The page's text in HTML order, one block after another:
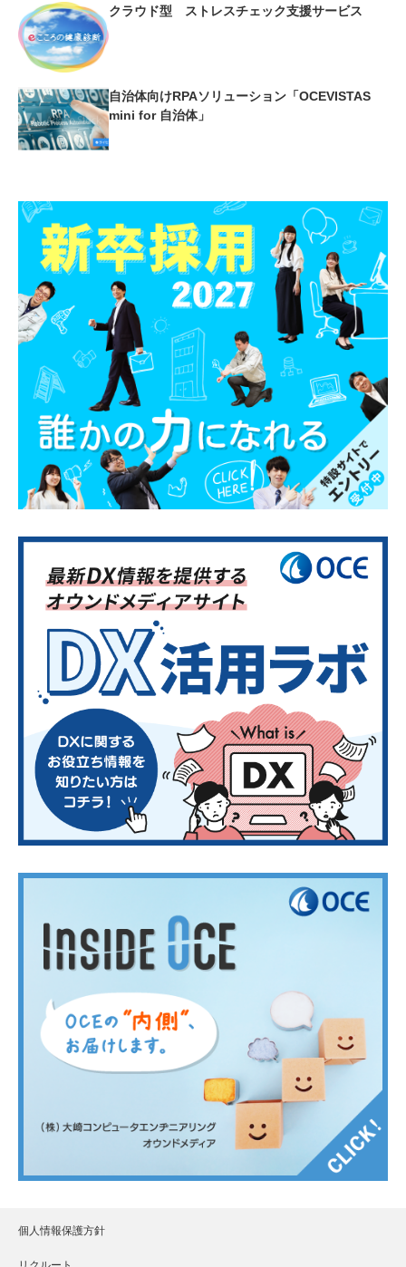
クラウド型 ストレスチェック支援サービス
自治体向けRPAソリューション「OCEVISTAS
mini for 自治体」
個人情報保護方針